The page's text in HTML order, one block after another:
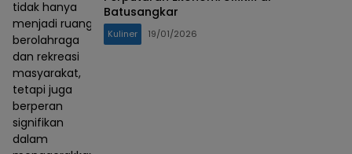
tidak hanya
menjadi ruang
berolahraga
dan rekreasi
masyarakat,
tetapi juga
berperan
signifikan
dalam
Batusangkar
Kuliner 19/01/2026